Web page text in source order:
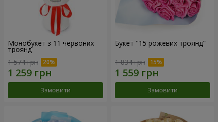
Монобукет з 11 червоних
троянд
1 574 грн
Замовити
Букет "15 рожевих троянд"
1 834 грн
Замовити